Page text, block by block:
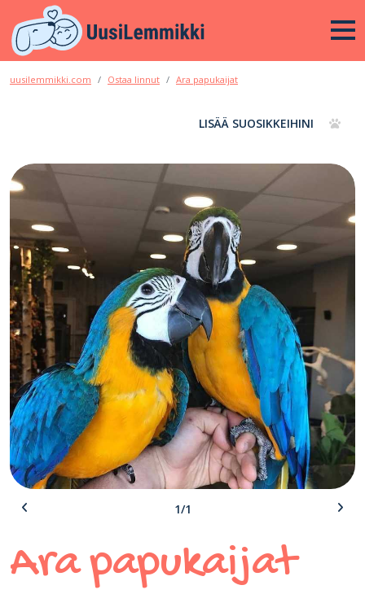
uusilemmikki.com Ostaa linnut Ara papukaijat
LISÄÄ SUOSIKKEIHINI
1/1
Ara papukaijat